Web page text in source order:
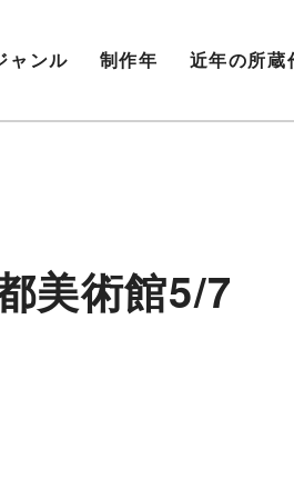
ャンル 制作年 近年の所蔵
美術館5/7